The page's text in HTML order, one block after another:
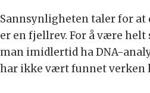
Sannsynligheten taler for at
er en fjellrev. For å være helt
man imidlertid ha DNA-
har ikke vært funnet verken